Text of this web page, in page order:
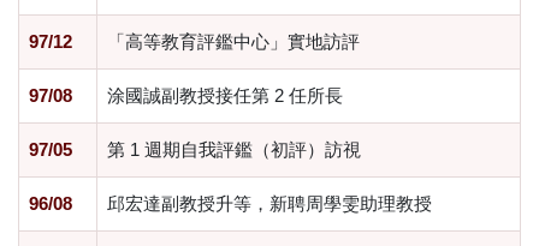
97/12 「高等教育評鑑中心」實地訪評
97/08 涂國誠副教授接任第 2 任所長
97/05 第 1 週期自我評鑑（初評）訪視
96/08 邱宏達副教授升等，新聘周學雯助理教授